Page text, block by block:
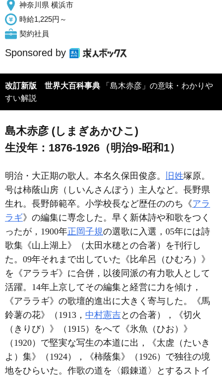
神奈川県 横浜市
時給1,225円～
契約社員
Sponsored by
改訂新版 世界大百科事典
すい解説
島木赤彦 (しまぎあかひこ)
生没年：1876-1926（明治9-昭和1）
明治・大正期の歌人。本名久保田俊彦。 旧姓塚原。
号は柿蔭山房（しいんさんぼう）主人など。長野県
生れ。長野師範卒。小学校長など歴任ののち《アラ
ラギ》の編集に専念した。早く新体詩や和歌をつく
ったが，1900年正岡子規の選歌に入選，05年には詩
歌集《山上湖上》（太田水穂との合著）を刊行し
た。09年それまで出していた《比牟呂（ひむろ）》
を《アララギ》に合併，以後同派の有力歌人として
活躍。14年上京してその編集と経営に力を傾け，
《アララギ》の歌壇的進出に大きく寄与した。《馬
鈴薯の花》（1913， 中村憲吉との合著），《切火
（きりび）》（1915）をへて《氷魚（ひお）》
（1920）で堅実な写生の本道に出，《太虗（たいき
よ）集》（1924），《柿蔭集》（1926）で独往の境
地をひらいた。作歌の道を〈鍛錬道〉とするストイ